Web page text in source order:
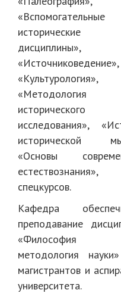
«Вспомогательные
исторические
дисциплины»,
«Источниковедение»,
«Культурология»,
«Методология
исторического
исследования»,
исторической
«Основы
спецкурсов.
Кафедра
преподавание
методология
магистрантов и
университета.